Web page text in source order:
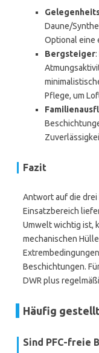
Daune/
Optional eine
Bergsteiger
Pflege, um
Fazit
Antwort auf die
Einsatzbereich
Umwelt wichtig ist,
mechanischen
Beschichtungen.
DWR plus
Häufig
Sind PFC-freie